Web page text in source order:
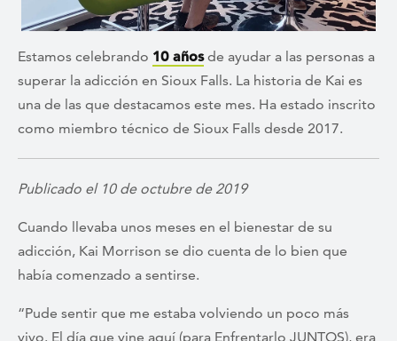
Estamos celebrando 10 añosde ayudar a las personas a
superar la adicción en Sioux Falls. La historia de Kai es
una de las que destacamos este mes. Ha estado inscrito
como miembro técnico de Sioux Falls desde 2017.
Publicado el 10 de octubre de 2019
Cuando llevaba unos meses en el bienestar de su
adicción, Kai Morrison se dio cuenta de lo bien que
había comenzado a sentirse.
“Pude sentir que me estaba volviendo un poco más
vivo. El día que vine aquí (para Enfrentarlo JUNTOS), era